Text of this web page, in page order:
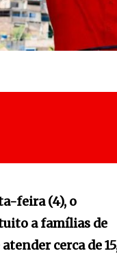
feira (4), o
a famílias de
atender cerca de